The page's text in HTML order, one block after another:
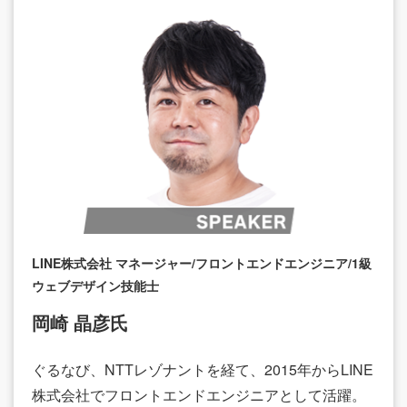
LINE株式会社 マネージャー/フロントエンドエンジニア/1級
ウェブデザイン技能士
岡崎 晶彦氏
ぐるなび、NTTレゾナントを経て、2015年からLINE
株式会社でフロントエンドエンジニアとして活躍。